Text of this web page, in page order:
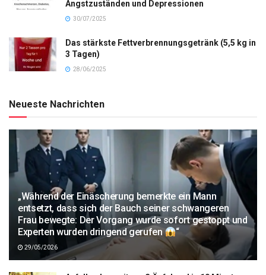
Angstzuständen und Depressionen
30/07/2025
Das stärkste Fettverbrennungsgetränk (5,5 kg in
3 Tagen)
28/06/2025
Neueste Nachrichten
„Während der Einäscherung bemerkte ein Mann
entsetzt, dass sich der Bauch seiner schwangeren
Frau bewegte: Der Vorgang wurde sofort gestoppt und
Experten wurden dringend gerufen
“
29/05/2026